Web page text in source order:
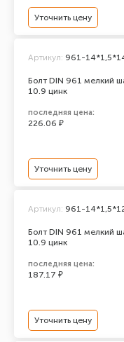
Уточнить цену
Болт DIN 961 мелкий
10.9 цинк
Артикул: 961-
последняя цена:
226.06 ₽
Уточнить цену
Болт DIN 961 мелкий
10.9 цинк
Артикул: 961-
последняя цена:
187.17 ₽
Уточнить цену